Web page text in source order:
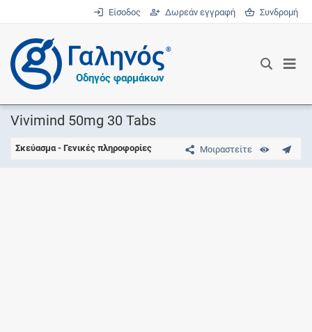
Είσοδος Δωρεάν εγγραφή Συνδρομή
®
Οδηγός φαρμάκων
Vivimind 50mg 30 Tabs
Μοιραστείτε
Σκεύασμα - Γενικές πληροφορίες